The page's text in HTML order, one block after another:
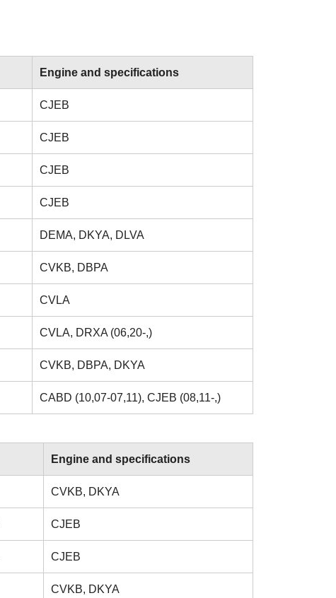
Engine and specifications
CJEB
CJEB
CJEB
CJEB
DEMA, DKYA, DLVA
CVKB, DBPA
CVLA
CVLA, DRXA (06,20-,)
CVKB, DBPA, DKYA
CABD (10,07-07,11), CJEB (08,11-,)
Engine and specifications
CVKB, DKYA
CJEB
CJEB
CVKB, DKYA